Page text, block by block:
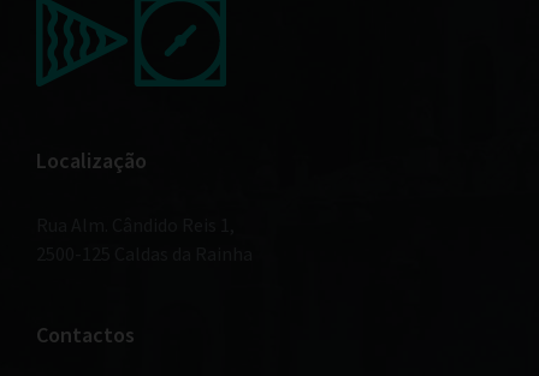
Localização
Contactos